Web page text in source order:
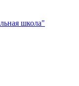
школа"